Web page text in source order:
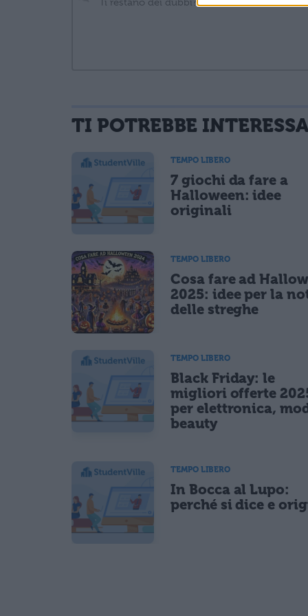
informativa privacy
. Pubblicando questo commento dai il consenso
Ho letto e acconsento l'informativasulla privacy
Acconsento all'uso dei miei dati da parte di terzi per
CONFERMA E PUBBLICA
TI POTREBBE
TEMPO LIBERO
7 giochi da fare a
Halloween: idee
originali
TEMPO LIBERO
Cosa fare ad
2025: idee per la
delle streghe
TEMPO LIBERO
Black Friday: le
migliori offerte
per elettronica,
beauty
TEMPO LIBERO
In Bocca al Lupo:
perché si dice e